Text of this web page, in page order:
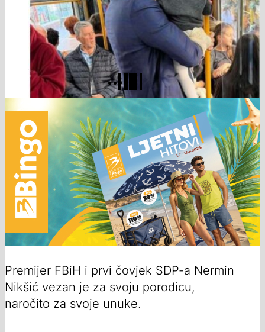
Premijer FBiH i prvi čovjek SDP-a Nermin
Nikšić vezan je za svoju porodicu,
naročito za svoje unuke.